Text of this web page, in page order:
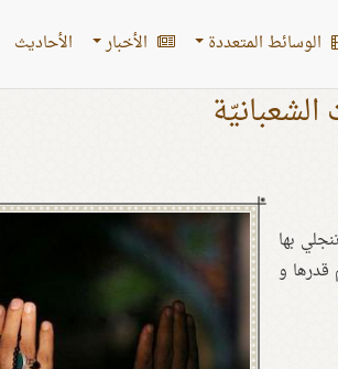
الوسائط المتعددة الأخبار الأحادیث
بها
قدرها و